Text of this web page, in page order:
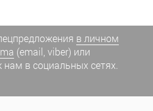
в личном
(email, viber) или
нам в социальных сетях.